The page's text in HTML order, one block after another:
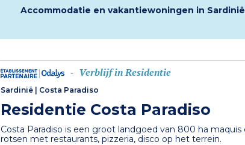
Accommodatie en vakantiewoningen in Sardinië
- Verblijf in Residentie
Sardinië | Costa Paradiso
Residentie Costa Paradiso
Costa Paradiso is een groot landgoed van 800 ha maquis
rotsen met restaurants, pizzeria, disco op het terrein.